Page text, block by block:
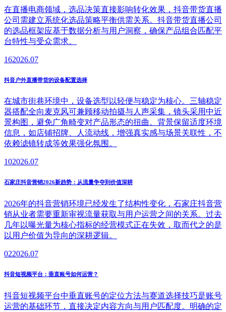
在直播电商领域，选品决策直接影响转化效果，抖音带货直播
公司需建立系统化选品策略平衡供需关系。抖音带货直播公司
的选品框架应基于数据分析与用户洞察，确保产品组合匹配平
台特性与受众需求。
162026.07
抖音户外直播带货的设备配置选择
在城市街巷环境中，设备选型以轻便与稳定为核心。三轴稳定
器搭配全向麦克风可兼顾移动拍摄与人声采集，镜头采用中近
景构图，避免广角畸变对产品形态的扭曲。背景保留适度环境
信息，如店铺招牌、人流动线，增强真实感与场景关联性，不
依赖滤镜转成等效果强化氛围。
102026.07
石家庄抖音营销2026新趋势：从流量争夺到价值深耕
2026年的抖音营销环境已经发生了结构性变化，石家庄抖音营
销从业者需要重新审视流量获取与用户运营之间的关系。过去
几年以曝光量为核心指标的经营模式正在失效，取而代之的是
以用户价值为导向的深耕逻辑。
022026.07
抖音短视频平台：垂直账号如何运营？
抖音短视频平台中垂直账号的定位方法与赛道选择技巧是账号
运营的基础环节，直接决定内容方向与用户匹配度。明确的定